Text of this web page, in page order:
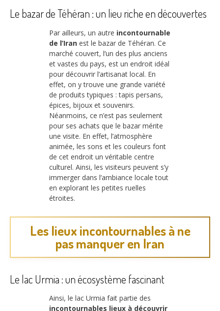
Le bazar de Téhéran : un lieu riche en découvertes
Par ailleurs, un autre incontournable
de l’Iran est le bazar de Téhéran. Ce
marché couvert, l’un des plus anciens
et vastes du pays, est un endroit idéal
pour découvrir l’artisanat local. En
effet, on y trouve une grande variété
de produits typiques : tapis persans,
épices, bijoux et souvenirs.
Néanmoins, ce n’est pas seulement
pour ses achats que le bazar mérite
une visite. En effet, l’atmosphère
animée, les sons et les couleurs font
de cet endroit un véritable centre
culturel. Ainsi, les visiteurs peuvent s’y
immerger dans l’ambiance locale tout
en explorant les petites ruelles
étroites.
Les lieux incontournables à ne
pas manquer en Iran
Le lac Urmia : un écosystème fascinant
Ainsi, le lac Urmia fait partie des
incontournables lieux à découvrir